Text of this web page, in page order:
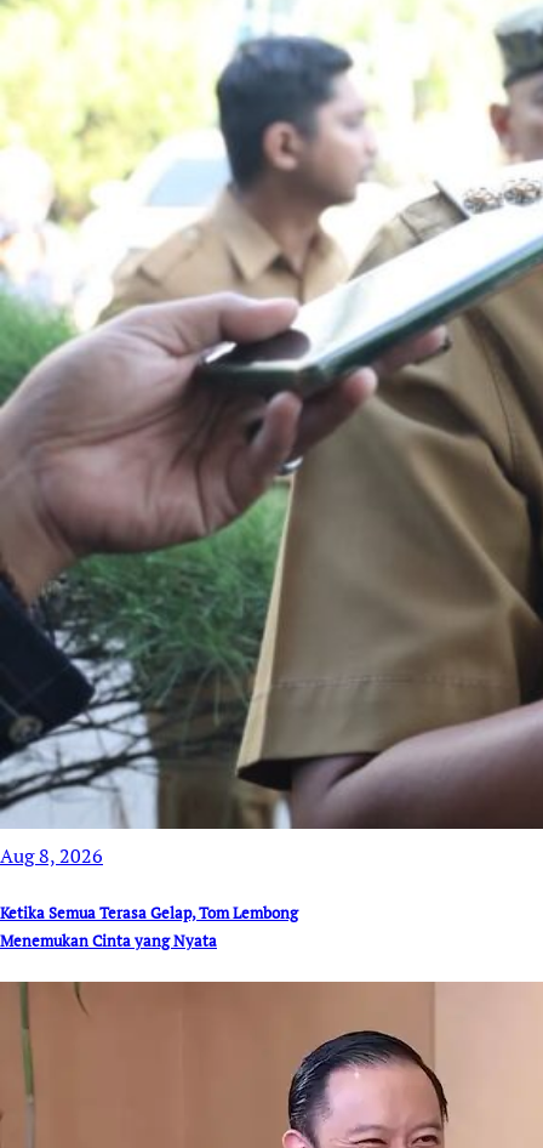
Aug 8, 2026
Ketika Semua Terasa Gelap, Tom Lembong
Menemukan Cinta yang Nyata